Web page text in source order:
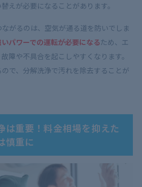
えが必要になることがあります。
がるのは、空気が通る道を防いでしま
パワーでの運転が必要になるため、エ
障や不具合を起こしやすくなります。
で、分解洗浄で汚れを除去することが
は重要！料金相場を抑えた
慎重に